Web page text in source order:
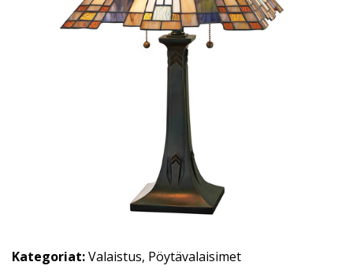
Kategoriat:Valaistus, Pöytävalaisimet